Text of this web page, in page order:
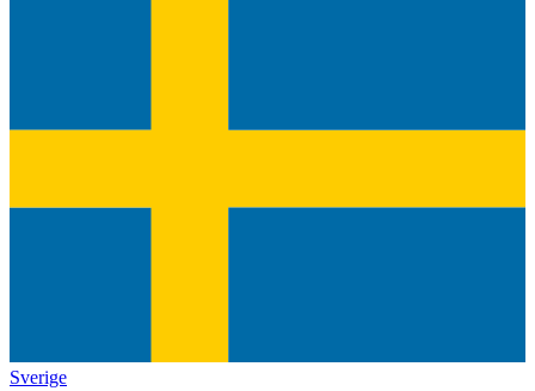
Sverige